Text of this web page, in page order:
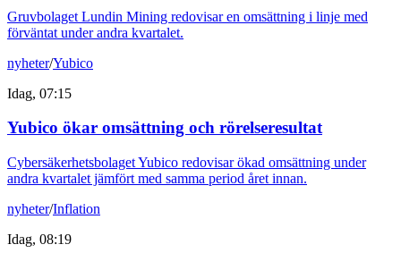
Gruvbolaget Lundin Mining redovisar en omsättning i linje med
förväntat under andra kvartalet.
nyheter/Yubico
Idag, 07:15
Yubico ökar omsättning och rörelseresultat
Cybersäkerhetsbolaget Yubico redovisar ökad omsättning under
andra kvartalet jämfört med samma period året innan.
nyheter/Inflation
Idag, 08:19